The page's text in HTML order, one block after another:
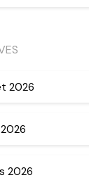
2026
2026